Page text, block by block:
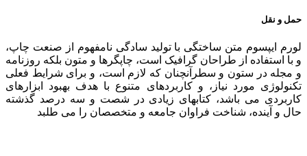
حمل و نقل
لورم ایپسوم متن ساختگی با تولید سادگی نامفهوم از صنعت چاپ،
و با استفاده از طراحان گرافیک است، چاپگرها و متون بلکه روزنامه
و مجله در ستون و سطرآنچنان که لازم است، و برای شرایط فعلی
تکنولوژی مورد نیاز، و کاربردهای متنوع با هدف بهبود ابزارهای
کاربردی می باشد، کتابهای زیادی در شصت و سه درصد گذشته
حال و آینده، شناخت فراوان جامعه و متخصصان را می طلبد